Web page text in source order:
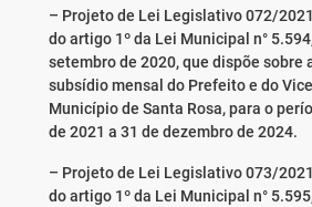
– Projeto de Lei Legislativo 072/
do artigo 1º da Lei Municipal n°
setembro de 2020, que dispõe sobre
subsídio mensal do Prefeito e do
Município de Santa Rosa, para o
de 2021 a 31 de dezembro de 2024.
– Projeto de Lei Legislativo 073/
do artigo 1º da Lei Municipal n°